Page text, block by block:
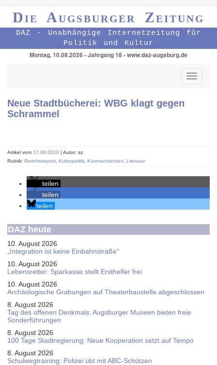
Die Augsburger Zeitung
DAZ - Unabhängige Internetzeitung für
Politik und Kultur
Montag, 10.08.2026 - Jahrgang 18 - www.daz-augsburg.de
Toggle
Neue Stadtbücherei: WBG klagt gegen
Schrammel
Artikel vom 17.08.2010 | Autor: sz
Rubrik: Gerichtsreport Kulturpolitik Kurznachrichten Literatur
teilen
teilen
teilen
DAZ heute
10. August 2026
„Integration ist keine Einbahnstraße“
10. August 2026
Le­bens­ret­ter: Spar­kas­se stellt Erst­hel­fer frei
10. August 2026
Ar­chäo­lo­gi­sche Gra­bun­gen auf Thea­ter­bau­stel­le ab­ge­schlos­sen
8. August 2026
Tag des offenen Denkmals: Augsburger Museen bieten freie
Sonderführungen
8. August 2026
100 Tage Stadtregierung: Neue Kooperation setzt auf Tempo
8. August 2026
Schul­weg­trai­ning: Poli­zei übt mit ABC-Schüt­zen